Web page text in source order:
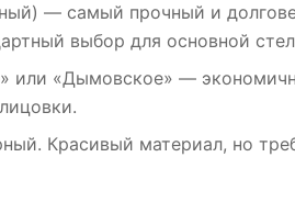
— самый прочный и
выбор для основной
или «Дымовское» —
Красивый материал, но